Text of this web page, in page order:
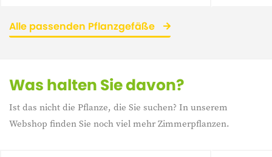
Alle passenden Pflanzgefäße
Was halten Sie davon?
Ist das nicht die Pflanze, die Sie suchen? In unserem
Webshop finden Sie noch viel mehr Zimmerpflanzen.